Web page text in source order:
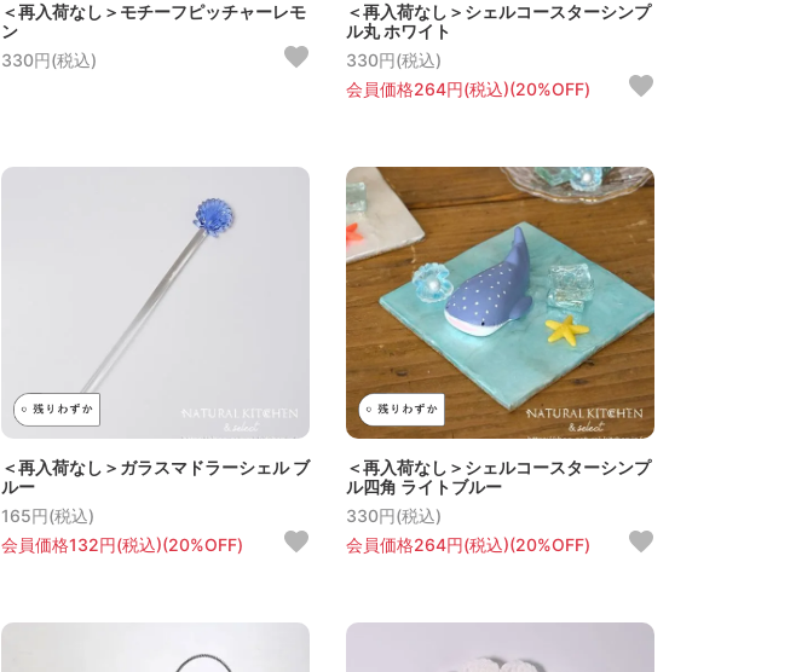
＜再入荷なし＞モチーフピッチャーレモ
ン
330円(税込)
＜再入荷なし＞シェルコースターシンプ
ル丸 ホワイト
330円(税込)
会員価格264円(税込)(20%OFF)
＜再入荷なし＞ガラスマドラーシェル ブ
ルー
165円(税込)
会員価格132円(税込)(20%OFF)
＜再入荷なし＞シェルコースターシンプ
ル四角 ライトブルー
330円(税込)
会員価格264円(税込)(20%OFF)